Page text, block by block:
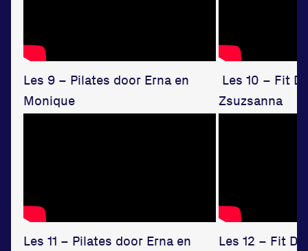
Vraag en contact
Les 9 – Pilates door Erna en
Monique
Les 10 – Fit
Zsuzsanna
Les 11 – Pilates door Erna en
Les 12 – Fit